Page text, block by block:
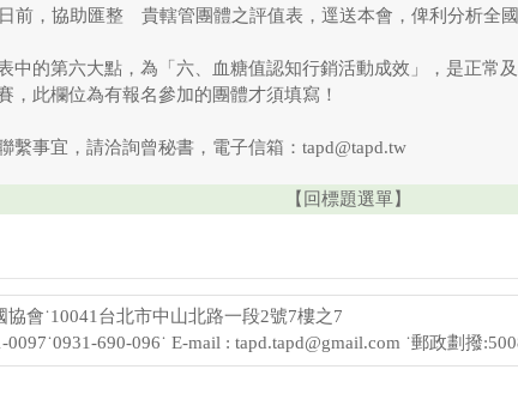
前，協助匯整 貴轄管團體之評值表，逕送本會，俾利分析全國
中的第六大點，為「六、血糖值認知行銷活動成效」，是正常
，此欄位為有報名參加的團體才須填寫！
繫事宜，請洽詢曾秘書，電子信箱：tapd@tapd.tw
【回標題選單】
會˙10041台北市中山北路一段2號7樓之7
690-096˙ E-mail : tapd.tapd@gmail.com ˙郵政劃撥